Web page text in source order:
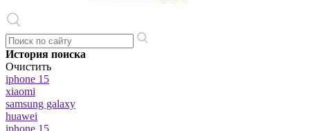
История поиска
Очистить
iphone 15
xiaomi
samsung galaxy
huawei
iphone 15